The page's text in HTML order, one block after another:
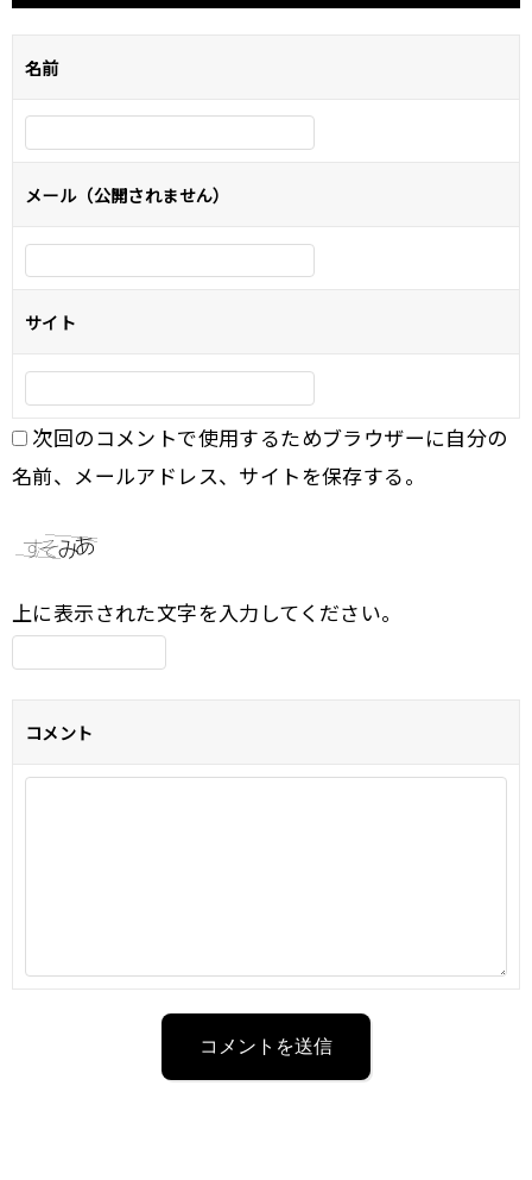
ー
シ
ョ
ン
名前
メール（公開されません）
サイト
次回のコメントで使用するためブラウザーに自分の
名前、メールアドレス、サイトを保存する。
上に表示された文字を入力してください。
コメント